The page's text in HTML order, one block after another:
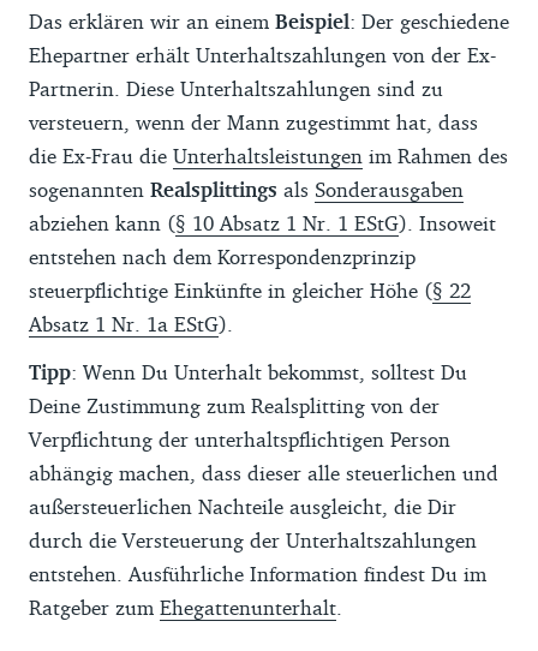
Das erklären wir an einem Beispiel: Der geschiedene
Ehepartner erhält Unterhaltszahlungen von der Ex-
Partnerin. Diese Unterhaltszahlungen sind zu
versteuern, wenn der Mann zugestimmt hat, dass
die Ex-Frau die Unterhaltsleistungen im Rahmen des
sogenannten Realsplittings als Sonderausgaben
abziehen kann (§ 10 Absatz 1 Nr. 1 EStG). Insoweit
entstehen nach dem Korrespondenzprinzip
steuerpflichtige Einkünfte in gleicher Höhe (§ 22
Absatz 1 Nr. 1a EStG).
Tipp: Wenn Du Unterhalt bekommst, solltest Du
Deine Zustimmung zum Realsplitting von der
Verpflichtung der unterhaltspflichtigen Person
abhängig machen, dass dieser alle steuerlichen und
außersteuerlichen Nachteile ausgleicht, die Dir
durch die Versteuerung der Unterhaltszahlungen
entstehen. Ausführliche Information findest Du im
Ratgeber zum Ehegattenunterhalt